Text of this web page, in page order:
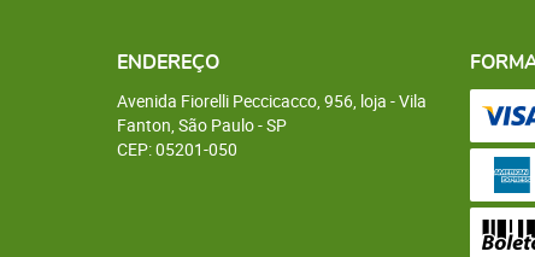
ENDEREÇO
Avenida Fiorelli Peccicacco, 956, loja -Vila
Fanton, São Paulo-SP
CEP: 05201-050